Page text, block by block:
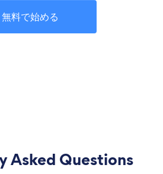
無料で始める
Asked Questions